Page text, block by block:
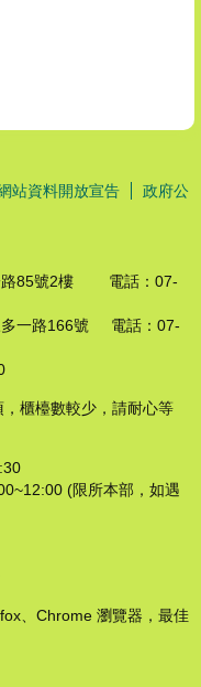
站資料開放宣告
政府公
路85號2樓 電話：07-
多一路166號 電話：07-
檯數較少，請耐心等
(限所本部，如遇
、Chrome 瀏覽器，最佳